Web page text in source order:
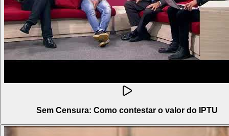
Sem Censura: Como contestar o valor do IPTU